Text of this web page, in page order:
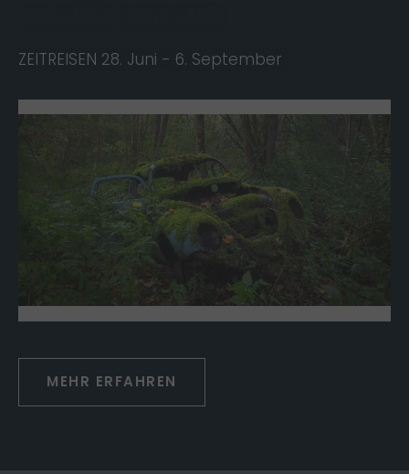
ZEITREISEN 28. Juni - 6. September
MEHR ERFAHREN